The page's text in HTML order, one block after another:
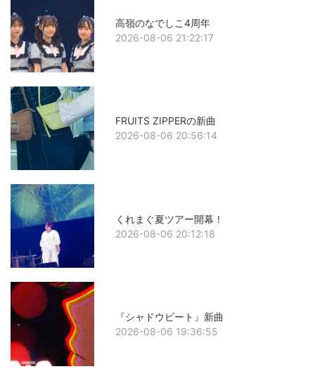
高嶺のなでしこ4周年
2026-08-06 21:22:17
FRUITS ZIPPERの新曲
2026-08-06 20:56:14
くれまぐ夏ツアー開幕！
2026-08-06 20:12:18
『シャドウビート』新曲
2026-08-06 19:36:55